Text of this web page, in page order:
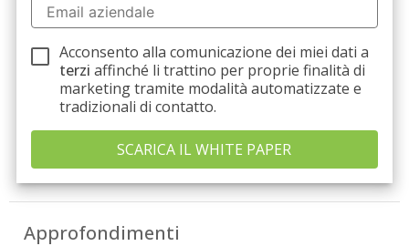
Acconsento alla comunicazione dei miei dati a
terzi affinché li trattino per proprie finalità di
marketing tramite modalità automatizzate e
tradizionali di contatto.
Approfondimenti